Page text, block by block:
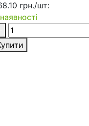
грн./шт: